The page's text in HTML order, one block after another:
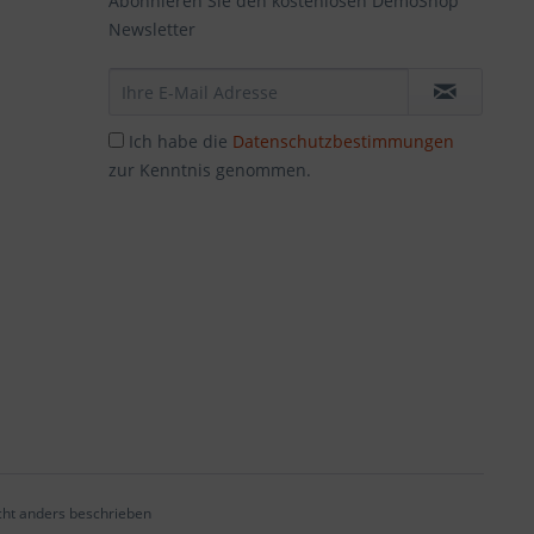
Newsletter
Ich habe die Datenschutzbestimmungen
zur Kenntnis genommen.
anders beschrieben